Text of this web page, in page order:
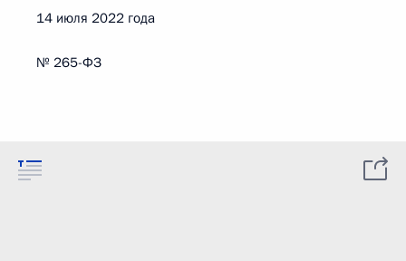
14 июля 2022 года
№ 265-ФЗ